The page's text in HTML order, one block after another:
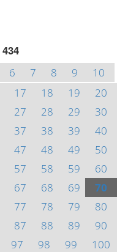
434
6 7 8 9
10
17 18 19
20
27 28 29
30
37 38 39
40
47 48 49
50
57 58 59
60
67 68 69
70
77 78 79
80
87 88 89
90
97 98 99
100